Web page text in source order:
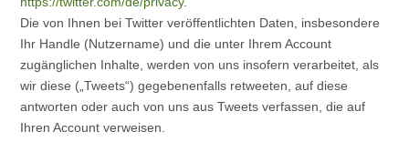
Die von Ihnen bei Twitter veröffentlichten Daten, insbesondere
Ihr Handle (Nutzername) und die unter Ihrem Account
zugänglichen Inhalte, werden von uns insofern verarbeitet, als
wir diese („Tweets“) gegebenenfalls retweeten, auf diese
antworten oder auch von uns aus Tweets verfassen, die auf
Ihren Account verweisen.